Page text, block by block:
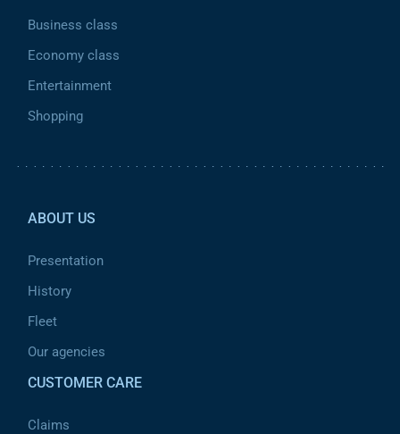
Business class
Economy class
Entertainment
Shopping
ABOUT US
Presentation
History
Fleet
Our agencies
CUSTOMER CARE
Claims